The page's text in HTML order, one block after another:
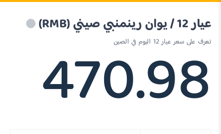
عيار 12 / يوان رينمنبي صيني (RMB)
تعرف على سعر عيار 12 اليوم في الصين
470.98